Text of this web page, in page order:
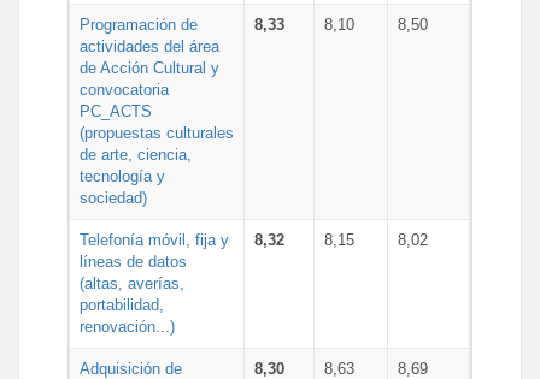
Programación de
actividades del área
de Acción Cultural y
convocatoria
PC_ACTS
(propuestas culturales
de arte, ciencia,
tecnología y
sociedad)
8,33 8,10 8,50
Telefonía móvil, fija y
líneas de datos
(altas, averías,
portabilidad,
renovación...)
8,32 8,15 8,02
Adquisición de
8,30 8,63 8,69